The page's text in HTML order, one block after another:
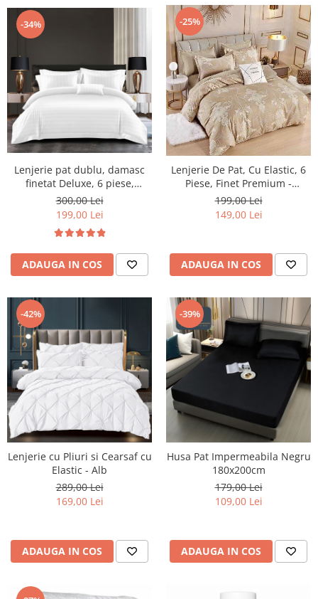
-34%
Lenjerie pat dublu, damasc
finetat Deluxe, 6 piese,
cearceaf pat cu elastic, Alb,
RS47E
300,00 Lei
199,00 Lei
ADAUGA IN COS
-25%
Lenjerie De Pat, Cu Elastic, 6
Piese, Finet Premium -
LPBF6PE48
199,00 Lei
149,00 Lei
ADAUGA IN COS
-42%
Lenjerie cu Pliuri si Cearsaf cu
Elastic - Alb
289,00 Lei
169,00 Lei
ADAUGA IN COS
-39%
Husa Pat Impermeabila Negru
180x200cm
179,00 Lei
109,00 Lei
ADAUGA IN COS